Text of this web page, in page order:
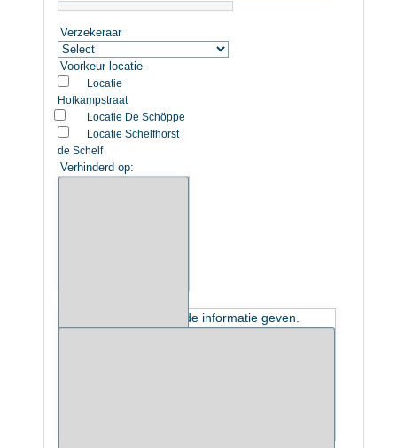
Verzekeraar
Voorkeur locatie
Locatie
Hofkampstraat
Locatie De Schöppe
Locatie Schelfhorst
de Schelf
Verhinderd op:
U kunt hier aanvullende informatie geven.